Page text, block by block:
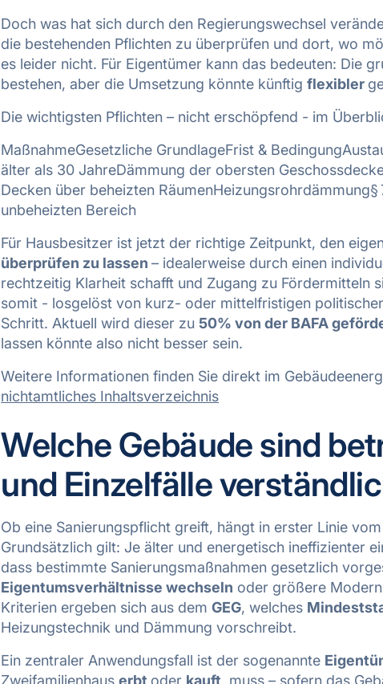
Doch was hat sich durch den Regierungswechsel
die bestehenden Pflichten zu überprüfen und dort, wo
es leider nicht. Für Eigentümer kann das bedeuten: Die
bestehen, aber die Umsetzung könnte künftigflexibler
Die wichtigsten Pflichten – nicht erschöpfend - im
MaßnahmeGesetzliche GrundlageFrist &
älter als 30 JahreDämmung der obersten
Decken über beheizten RäumenHeizungsrohrdämmung§
unbeheizten Bereich
Für Hausbesitzer ist jetzt der richtige Zeitpunkt, den
überprüfen zu lassen– idealerweise durch einen
rechtzeitig Klarheit schafft und Zugang zu Fördermitteln
somit - losgelöst von kurz- oder mittelfristigen
Schritt. Aktuell wird dieser zu 50% von der BAFA
lassen könnte also nicht besser sein.
Weitere Informationen finden Sie direkt im
nichtamtliches Inhaltsverzeichnis
Welche Gebäude sind
und Einzelfälle
Ob eine Sanierungspflicht greift, hängt in erster Linie vom
Grundsätzlich gilt: Je älter und energetisch ineffizienter
dass bestimmte Sanierungsmaßnahmen gesetzlich
Eigentumsverhältnisse wechseln oder größere
Kriterien ergeben sich aus demGEG, welches
Heizungstechnik und Dämmung vorschreibt.
Ein zentraler Anwendungsfall ist der sogenannte
Zweifamilienhauserbt oder kauft , muss – sofern das